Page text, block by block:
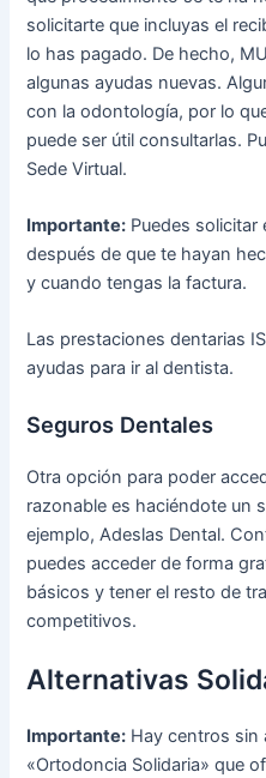
solicitarte que incluyas el
lo has pagado. De hecho,
algunas ayudas nuevas.
con la odontología, por lo
puede ser útil consultarlas.
Sede Virtual.
Importante: Puedes solicitar
después de que te hayan
y cuando tengas la factura.
Las prestaciones dentarias
ayudas para ir al dentista.
Seguros Dentales
Otra opción para poder
razonable es haciéndote un
ejemplo, Adeslas Dental.
puedes acceder de forma
básicos y tener el resto de
competitivos.
Alternativas
Importante: Hay centros sin
«Ortodoncia Solidaria» que